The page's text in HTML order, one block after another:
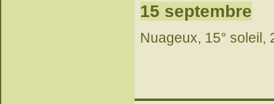
15 septembre
Nuageux, 15° soleil,